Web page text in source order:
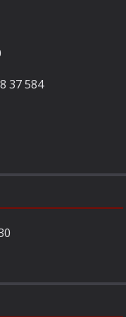
37 584